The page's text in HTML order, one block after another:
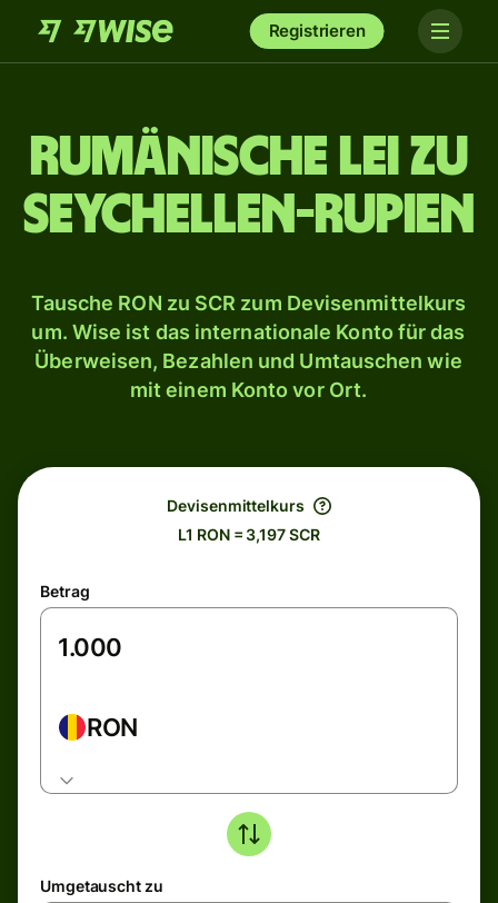
Registrieren
Rumänische Lei zu
Seychellen-Rupien
Tausche RON zu SCR zum Devisenmittelkurs
um. Wise ist das internationale Konto für das
Überweisen, Bezahlen und Umtauschen wie
mit einem Konto vor Ort.
Devisenmittelkurs
L1 RON = 3,197 SCR
Betrag
RON
Umgetauscht zu